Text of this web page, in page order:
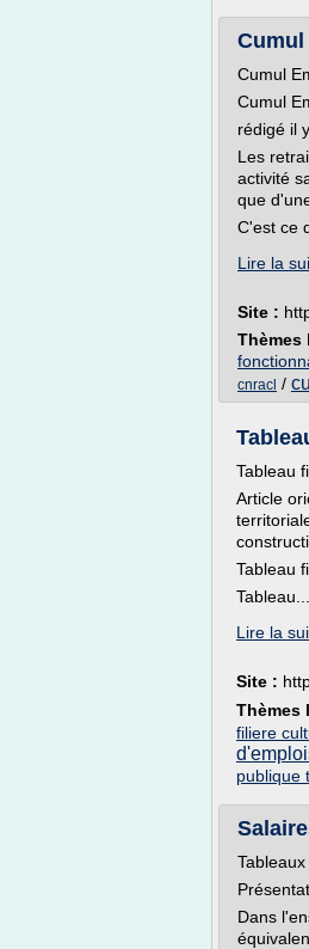
Cumul
Cumul
rédigé il
Les
activité
que
C'est ce
Lire la
Site :
Thèmes
cnracl /
Tableau
Article
Tableau
Tableau...
Lire la
Site :
Thèmes
filiere
publique
Dans